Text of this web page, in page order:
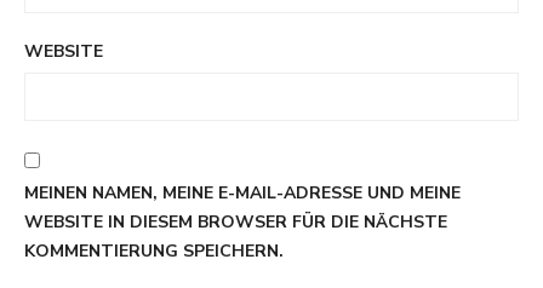
WEBSITE
MEINEN NAMEN, MEINE E-MAIL-ADRESSE UND MEINE
WEBSITE IN DIESEM BROWSER FÜR DIE NÄCHSTE
KOMMENTIERUNG SPEICHERN.